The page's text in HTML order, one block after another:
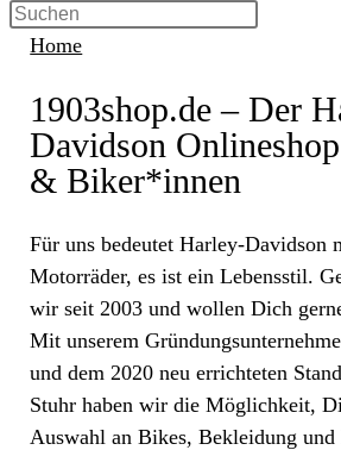
Home
1903shop.de – Der
Davidson
& Biker*innen
Für uns bedeutet Harley-Davidson
Motorräder, es ist ein Lebensstil.
wir seit 2003 und wollen Dich
Mit unserem
und dem 2020 neu errichteten
Stuhr haben wir die Möglichkeit,
Auswahl an Bikes, Bekleidung